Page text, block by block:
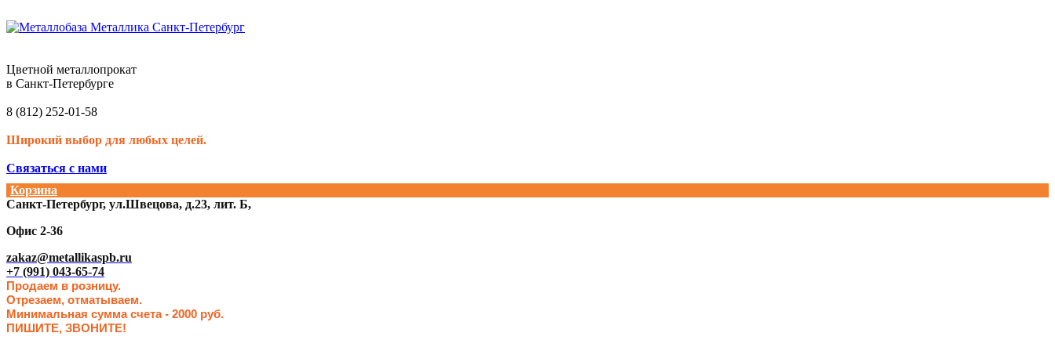
Цветной металлопрокат
в Санкт-Петербурге
8 (812) 252-01-58
Широкий выбор для любых целей.
Связаться с нами
Корзина
Санкт-Петербург, ул.Швецова, д.23, лит. Б,
Офис 2-36
zakaz@metallikaspb.ru
+7 (991) 043-65-74
Продаем в розницу.
Отрезаем, отматываем.
Минимальная сумма счета - 2000 руб.
ПИШИТЕ, ЗВОНИТЕ!